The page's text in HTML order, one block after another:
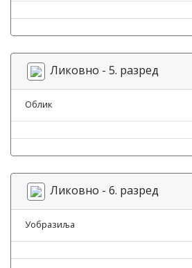
Ликовно - 5. разред
Облик
Ликовно - 6. разред
Уобразиља